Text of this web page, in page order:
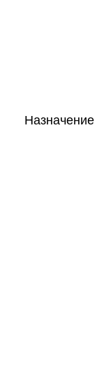
Назначение